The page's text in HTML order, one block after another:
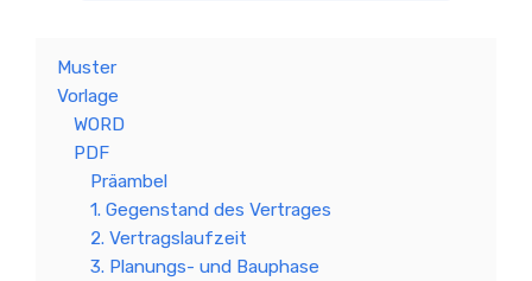
Muster
Vorlage
WORD
PDF
Präambel
1. Gegenstand des Vertrages
2. Vertragslaufzeit
3. Planungs- und Bauphase